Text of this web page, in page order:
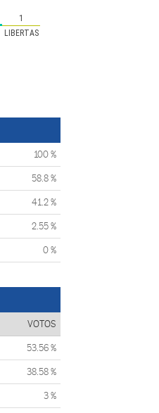
LIBERTAS
1
100 %
58.8 %
41.2 %
2.55 %
0 %
VOTOS
53.56 %
38.58 %
3 %